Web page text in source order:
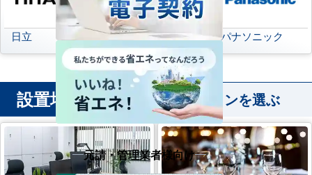
日立 三菱重工 パナソニック
設置場所 から業務用エアコンを選ぶ
元請・管理業者様向け